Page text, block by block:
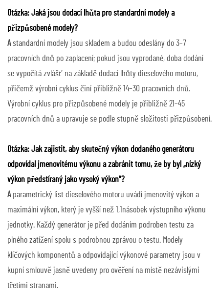
Otázka: Jaká jsou dodací lhůta pro standardní modely a
přizpůsobené modely?
Astandardní modely jsou skladem a budou odeslány do 3–7
pracovních dnů po zaplacení; pokud jsou vyprodané, doba dodání
se vypočítá zvlášť na základě dodací lhůty dieselového motoru,
přičemž výrobní cyklus činí přibližně 14–30 pracovních dnů.
Výrobní cyklus pro přizpůsobené modely je přibližně 21–45
pracovních dnů a upravuje se podle stupně složitosti přizpůsobení.
Otázka: Jak zajistit, aby skutečný výkon dodaného generátoru
odpovídal jmenovitému výkonu a zabránit tomu, že by byl „nízký
výkon předstíraný jako vysoký výkon“?
A parametrický list dieselového motoru uvádí jmenovitý výkon a
maximální výkon, který je vyšší než 1,1násobek výstupního výkonu
jednotky. Každý generátor je před dodáním podroben testu za
plného zatížení spolu s podrobnou zprávou o testu. Modely
klíčových komponentů a odpovídající výkonové parametry jsou v
kupní smlouvě jasně uvedeny pro ověření na místě nezávislými
třetími stranami.